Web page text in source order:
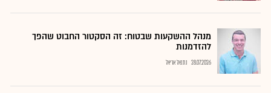
מנהל ההשקעות שבטוח: זה הסקטור החבוט שהפך
להזדמנות
28.07.2026 נתנאל אריאל